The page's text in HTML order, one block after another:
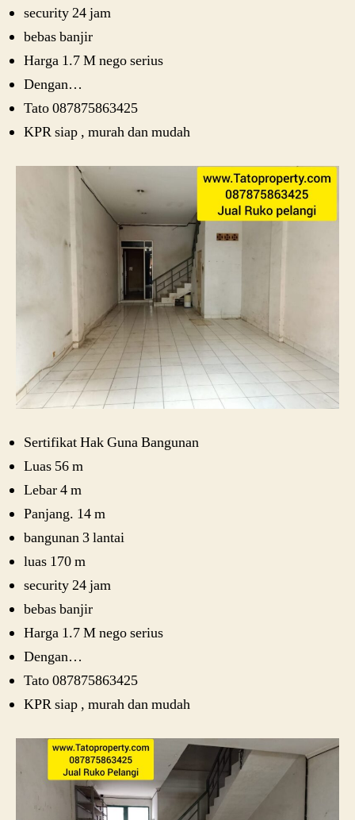
security 24 jam
bebas banjir
Harga 1.7 M nego serius
Dengan…
Tato 087875863425
KPR siap , murah dan mudah
Sertifikat Hak Guna Bangunan
Luas 56 m
Lebar 4 m
Panjang. 14 m
bangunan 3 lantai
luas 170 m
security 24 jam
bebas banjir
Harga 1.7 M nego serius
Dengan…
Tato 087875863425
KPR siap , murah dan mudah